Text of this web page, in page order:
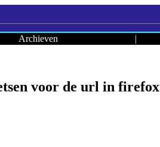
Archieven |
voor de url in firefox